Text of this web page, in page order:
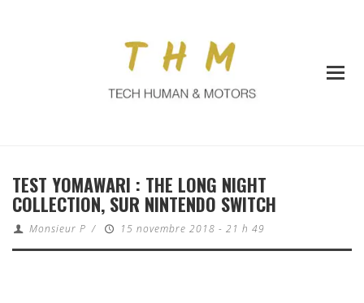
TEST YOMAWARI : THE LONG NIGHT
COLLECTION, SUR NINTENDO SWITCH
Monsieur P / 15 novembre 2018 - 21 h 49